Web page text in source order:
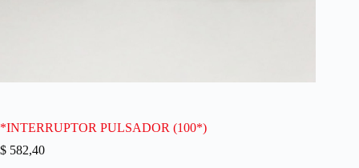
*INTERRUPTOR PULSADOR (100*)
$ 582,40